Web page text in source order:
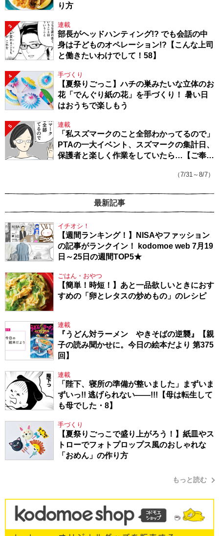
り方
3 連載
部長がヘッドハンティング!? でも会話の中
身は子どものオペレーション!?【こんな上司
と働きたいわけでして！58】
4 手づくり
【夏祭りごっこ】ハチの巣みたいな立体のお
花「でんぐり紙の花」を手づくり！ 暑い日
はおうちで楽しもう
5 連載
「私スズマークのこと全部わかってるので」
PTAの一大イベント、スズマークの集計日、
保護者と楽しく作業をしていたら…【ご奉仕
（7/31～8/7）
最新記事
イチオシ！
【週間ランキング！】NISAやファッション
の記事がランクイン！ kodomoe web 7月19
日～25日の週間TOP5★
ごはん・おやつ
【簡単！時短！】あと一品欲しいときにおす
すめの「卵とレタスの炒めもの」のレシピ
連載
『うどん対ラーメン やきそばの逆襲』【親
子の読み聞かせに。今日の絵本だより 第375
回】
連載
「陛下、寝所の準備が整いました」まずいま
ずいっ!! 逃げられない――!!!【母は転生して
も母でした・8】
手づくり
【夏祭りごっこで盛り上がろう！】紙皿やス
トローでフォトプロップス風のおしゃれな
「おめん」の作り方
もっと読む